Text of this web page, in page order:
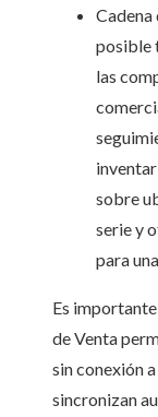
Cadena
posible
las
sobre
serie y
para
Es
de Venta
sin conexión
sincronizan